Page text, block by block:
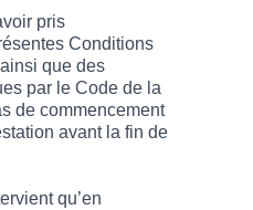
pris
Conditions
que des
par le Code de la
de commencement
avant la fin de
qu’en